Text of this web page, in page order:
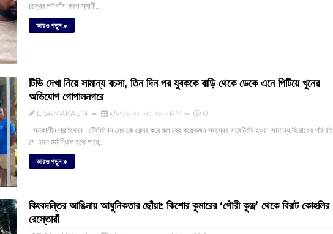
চক্রের পর্দাফাঁস করল স্থানী...
আরও পড়ুন »
টিভি দেখা নিয়ে সামান্য বচসা, তিন দিন পর যুবককে বাড়ি থেকে ডেকে এনে পিটিয়ে খুনের
অভিযোগ গোপালনগরে
E SAMAKALIN ৮/০৭/২০২৬ ০৬:০৬:০০ PM 0
সমকালীন প্রতিবেদন : টেলিভিশন দেখাকে কেন্দ্র করে ক্লাবের কয়েকজন সদস্যের সঙ্গে তৈরি হওয়া সামান্য বিরোধের পরিণতি
যে এমন মর্মান্তিক হতে পারে,...
আরও পড়ুন »
কিংবদন্তির আঙিনায় আধুনিকতার ছোঁয়া: কিশোর কুমারের ‘গৌরী কুঞ্জ’ থেকে বিরাট কোহলির
রেস্তোরাঁ